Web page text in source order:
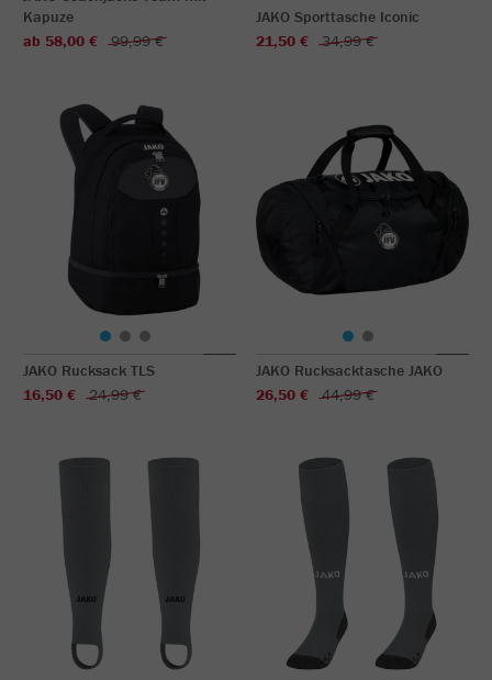
Kapuze
ab 58,00 €
99,99 €
JAKO Sporttasche Iconic
21,50 €
34,99 €
JAKO Rucksack TLS
16,50 €
24,99 €
JAKO Rucksacktasche JAKO
26,50 €
44,99 €